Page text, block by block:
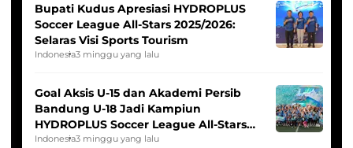
Bupati Kudus Apresiasi HYDROPLUS
Soccer League All-Stars 2025/2026:
Selaras Visi Sports Tourism
Indonesia3 minggu yang lalu
Goal Aksis U-15 dan Akademi Persib
Bandung U-18 Jadi Kampiun
HYDROPLUS Soccer League All-Stars
2025/2026
Indonesia3 minggu yang lalu